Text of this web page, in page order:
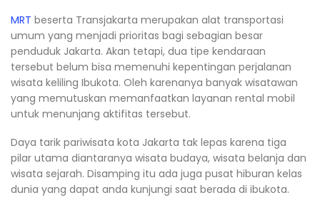
MRT beserta Transjakarta merupakan alat transportasi
umum yang menjadi prioritas bagi sebagian besar
penduduk Jakarta. Akan tetapi, dua tipe kendaraan
tersebut belum bisa memenuhi kepentingan perjalanan
wisata keliling Ibukota. Oleh karenanya banyak wisatawan
yang memutuskan memanfaatkan layanan rental mobil
untuk menunjang aktifitas tersebut.
Daya tarik pariwisata kota Jakarta tak lepas karena tiga
pilar utama diantaranya wisata budaya, wisata belanja dan
wisata sejarah. Disamping itu ada juga pusat hiburan kelas
dunia yang dapat anda kunjungi saat berada di ibukota.